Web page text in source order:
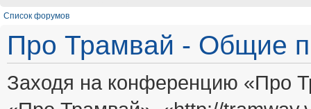
Список форумов
Про Трамвай - Общие
Заходя на конференцию «Про